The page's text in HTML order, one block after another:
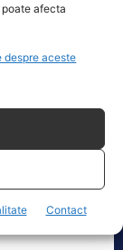
afecta
despre aceste
Contact
de la